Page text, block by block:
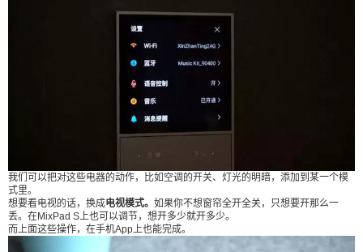
我们可以把对这些电器的动作，比如空调的开关、灯光的明暗，添加到某一个模
式里。
想要看电视的话，换成电视模式。 如果你不想窗帘全开全关，只想要开那么一
丢。在MixPad S上也可以调节，想开多少就开多少。
而上面这些操作，在手机App上也能完成。
用。最喜欢的就是不用关键词就可以唤醒智能语音
助手。 ////////// 这功能可以救命 好的智能家居智能的
可不止控制电器，有时候甚至可以救人一命。 比如
欧瑞博MixPad S的可燃气体警报。 （安装在厨房的
可燃气体报警器，检测到了有天然气泄漏。MixPad
S和手机上的App，都会弹出可燃气体警报，并且会
通过背景音响播放警报声来吸引注意） 虽然警报功
能用的比较少，一年可能都没几次。但说句不好
的，这功能虽然用的不多，但在危及时刻，可能真
的就能救你一命。 ////////// 安装非常方便 欧瑞博Mix
Pad S采用的是国标86底盒的设计。这种标准的好
处就是可以直接替代传统的开关，不用再去为了安